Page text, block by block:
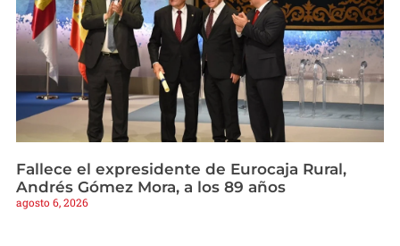
Fallece el expresidente de Eurocaja Rural,
Andrés Gómez Mora, a los 89 años
agosto 6, 2026